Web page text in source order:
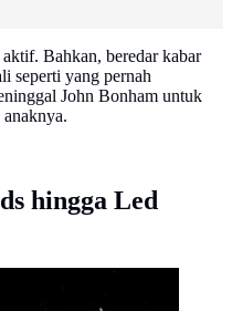
Bahkan, beredar kabar
seperti yang pernah
John Bonham untuk
hingga Led
Led Zeppelin tampil
(Hak cipta foto: